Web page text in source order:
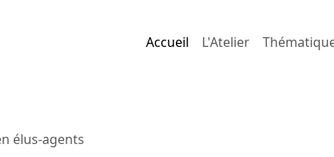
Accueil L'Atelier
élus-agents